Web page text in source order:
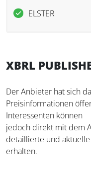
ELSTER
XBRL
Der Anbieter hat sich
Preisinformationen
Interessenten können
jedoch direkt mit dem
detaillierte und
erhalten.